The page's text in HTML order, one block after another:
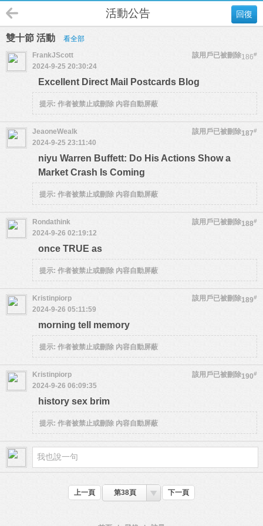
回復
活動公告
雙十節 活動 看全部
186#
FrankJScott
該用戶已被刪除
2024-9-25 20:30:24
Excellent Direct Mail Postcards Blog
提示: 作者被禁止或刪除 內容自動屏蔽
187#
JeaoneWealk
該用戶已被刪除
2024-9-25 23:11:40
niyu Warren Buffett: Do His Actions Show a
Market Crash Is Coming
提示: 作者被禁止或刪除 內容自動屏蔽
188#
Rondathink
該用戶已被刪除
2024-9-26 02:19:12
once TRUE as
提示: 作者被禁止或刪除 內容自動屏蔽
189#
Kristinpiorp
該用戶已被刪除
2024-9-26 05:11:59
morning tell memory
提示: 作者被禁止或刪除 內容自動屏蔽
190#
Kristinpiorp
該用戶已被刪除
2024-9-26 06:09:35
history sex brim
提示: 作者被禁止或刪除 內容自動屏蔽
上一頁 第38頁 下一頁